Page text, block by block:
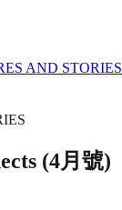
AND STORIES
(4月號)